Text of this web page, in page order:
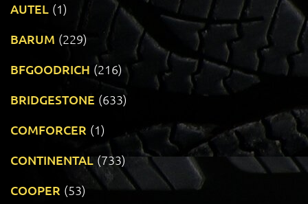
AUTEL (1)
BARUM (229)
BFGOODRICH (216)
BRIDGESTONE (633)
COMFORCER (1)
CONTINENTAL (733)
COOPER (53)